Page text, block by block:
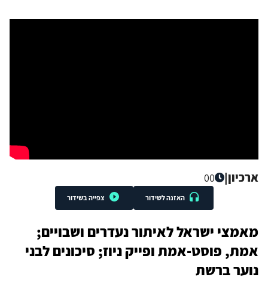
ארכיון|
00
האזנה לשידור צפייה בשידור
מאמצי ישראל לאיתור נעדרים ושבויים;
אמת, פוסט-אמת ופייק ניוז; סיכונים לבני
נוער ברשת